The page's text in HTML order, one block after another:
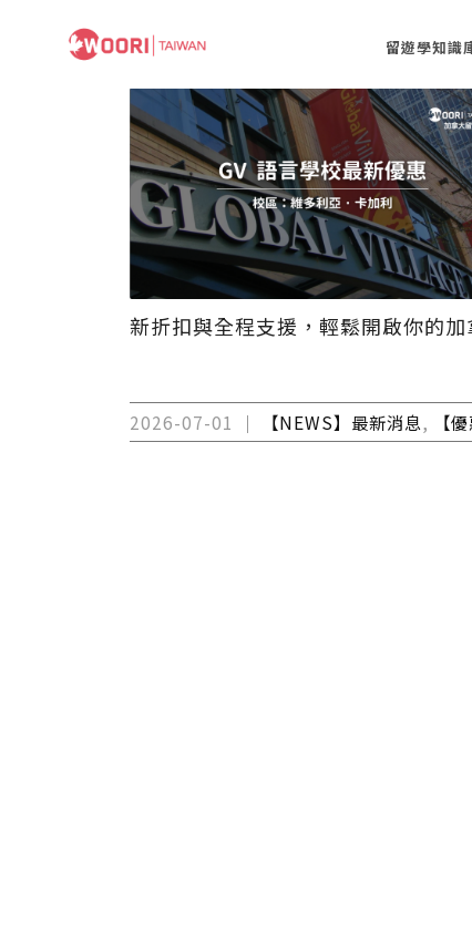
留遊學知識
新折扣與全程支援，輕鬆開啟你的加
2026-07-01 【NEWS】最新消息, 【